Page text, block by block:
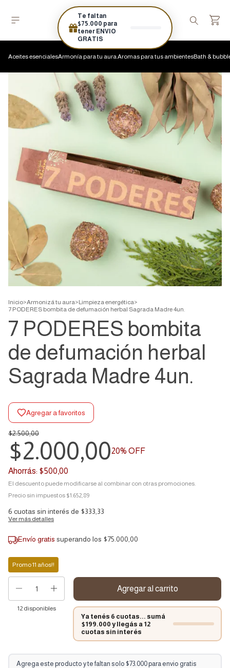
Aceites esencialesArmonía para tu aura.Aromas para tus ambientesBath &
Inicio>Armonizá tu aura>Limpieza energética>
7 PODERES bombita de defumación herbal Sagrada Madre 4un.
7 PODERES bombita
de defumación herbal
Sagrada Madre 4un.
Agregar a favoritos
$2.500,00
$2.000,0020% OFF
Ahorrás: $500,00
El descuento puede modificarse al combinar con otras promociones.
Precio sin impuestos $1.652,89
6 cuotas sin interés de $333,33
Ver más detalles
Envío gratis superando los $75.000,00
Promo 11 años!!
12 disponibles
Ya tenés 6 cuotas... sumá
$199.000 y llegás a 12
cuotas sin interés
Agrega este producto y te faltan solo $73.000 para envio gratis
Te faltan
$75.000 para
tener ENVIO
GRATIS